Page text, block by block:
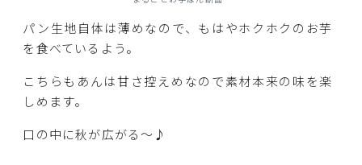
パン生地自体は薄めなので、もはやホクホクのお芋
を食べているよう。
こちらもあんは甘さ控えめなので素材本来の味を楽
しめます。
口の中に秋が広がる～♪